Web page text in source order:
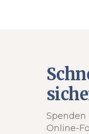
Spenden
Online-